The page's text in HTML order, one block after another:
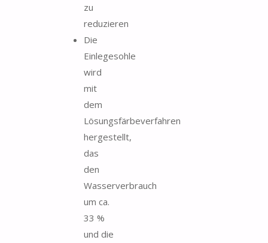
zu
reduzieren
Die
Einlegesohle
wird
mit
dem
Lösungsfärbeverfahren
hergestellt,
das
den
Wasserverbrauch
um ca.
33 %
und die